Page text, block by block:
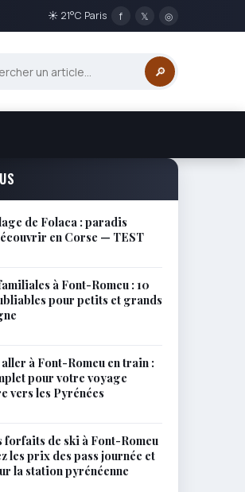
☀ 21°C Paris f 𝕏 ◎
🔎
de Folaca : paradis
en Corse — TEST
à Font-Romeu : 10
pour petits et grands
à Font-Romeu en train :
pour votre voyage
vers les Pyrénées
forfaits de ski à Font-Romeu
les prix des pass journée et
la station pyrénéenne